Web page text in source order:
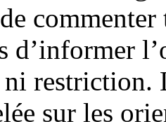
d’informer
ni restriction.
sur les